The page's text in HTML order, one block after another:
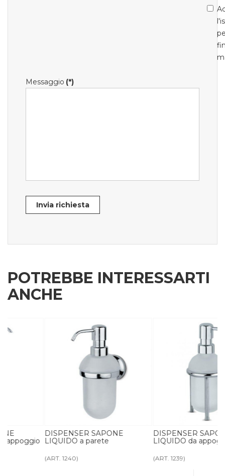
Messaggio (*)
Invia richiesta
POTREBBE INTERESSARTI
ANCHE
DISPENSER SAPONE
LIQUIDO a parete
DISPENSER SAPONE
LIQUIDO da appoggio